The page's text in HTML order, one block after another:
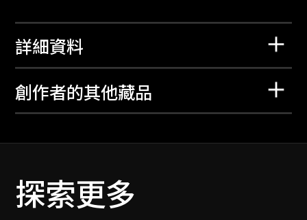
詳細資料
創作者的其他藏品
探索更多